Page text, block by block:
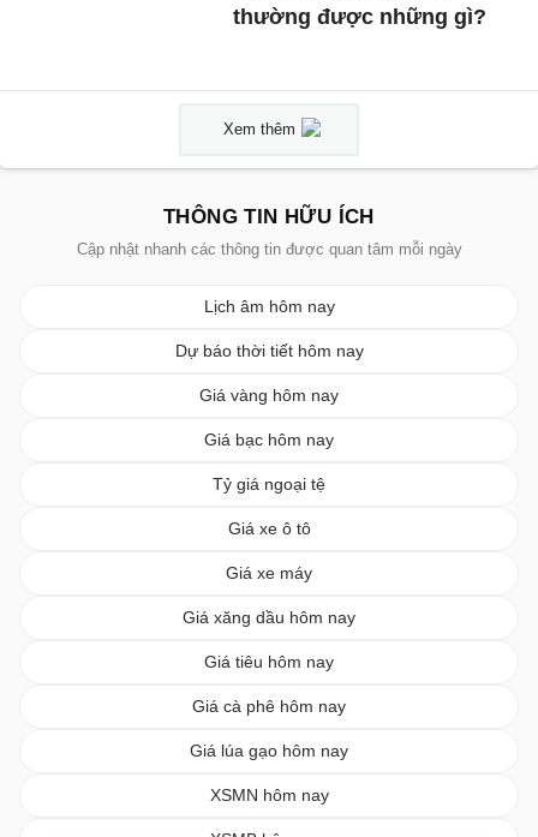
thường được những gì?
Xem thêm
THÔNG TIN HỮU ÍCH
Cập nhật nhanh các thông tin được quan tâm mỗi ngày
Lịch âm hôm nay
Dự báo thời tiết hôm nay
Giá vàng hôm nay
Giá bạc hôm nay
Tỷ giá ngoại tệ
Giá xe ô tô
Giá xe máy
Giá xăng dầu hôm nay
Giá tiêu hôm nay
Giá cà phê hôm nay
Giá lúa gạo hôm nay
XSMN hôm nay